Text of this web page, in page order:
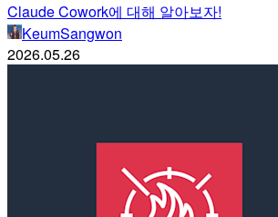
Claude Cowork에 대해 알아보자!
KeumSangwon
2026.05.26